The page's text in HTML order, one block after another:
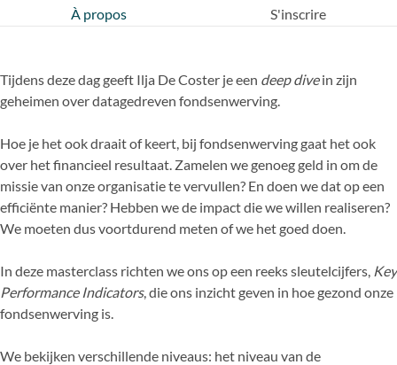
À propos S'inscrire
Tijdens deze dag geeft Ilja De Coster je een deep divein zijn
geheimen over datagedreven fondsenwerving.
Hoe je het ook draait of keert, bij fondsenwerving gaat het ook
over het financieel resultaat. Zamelen we genoeg geld in om de
missie van onze organisatie te vervullen? En doen we dat op een
efficiënte manier? Hebben we de impact die we willen realiseren?
We moeten dus voortdurend meten of we het goed doen.
In deze masterclass richten we ons op een reeks sleutelcijfers, Key
Performance Indicators, die ons inzicht geven in hoe gezond onze
fondsenwerving is.
We bekijken verschillende niveaus: het niveau van de